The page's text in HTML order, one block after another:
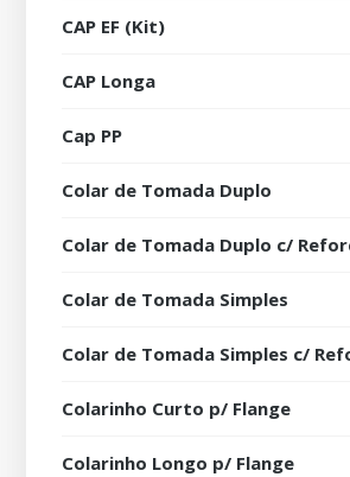
CAP EF (Kit)
CAP Longa
Cap PP
Colar de Tomada Duplo
Colar de Tomada Duplo c/
Colar de Tomada Simples
Colar de Tomada Simples c/
Colarinho Curto p/ Flange
Colarinho Longo p/ Flange